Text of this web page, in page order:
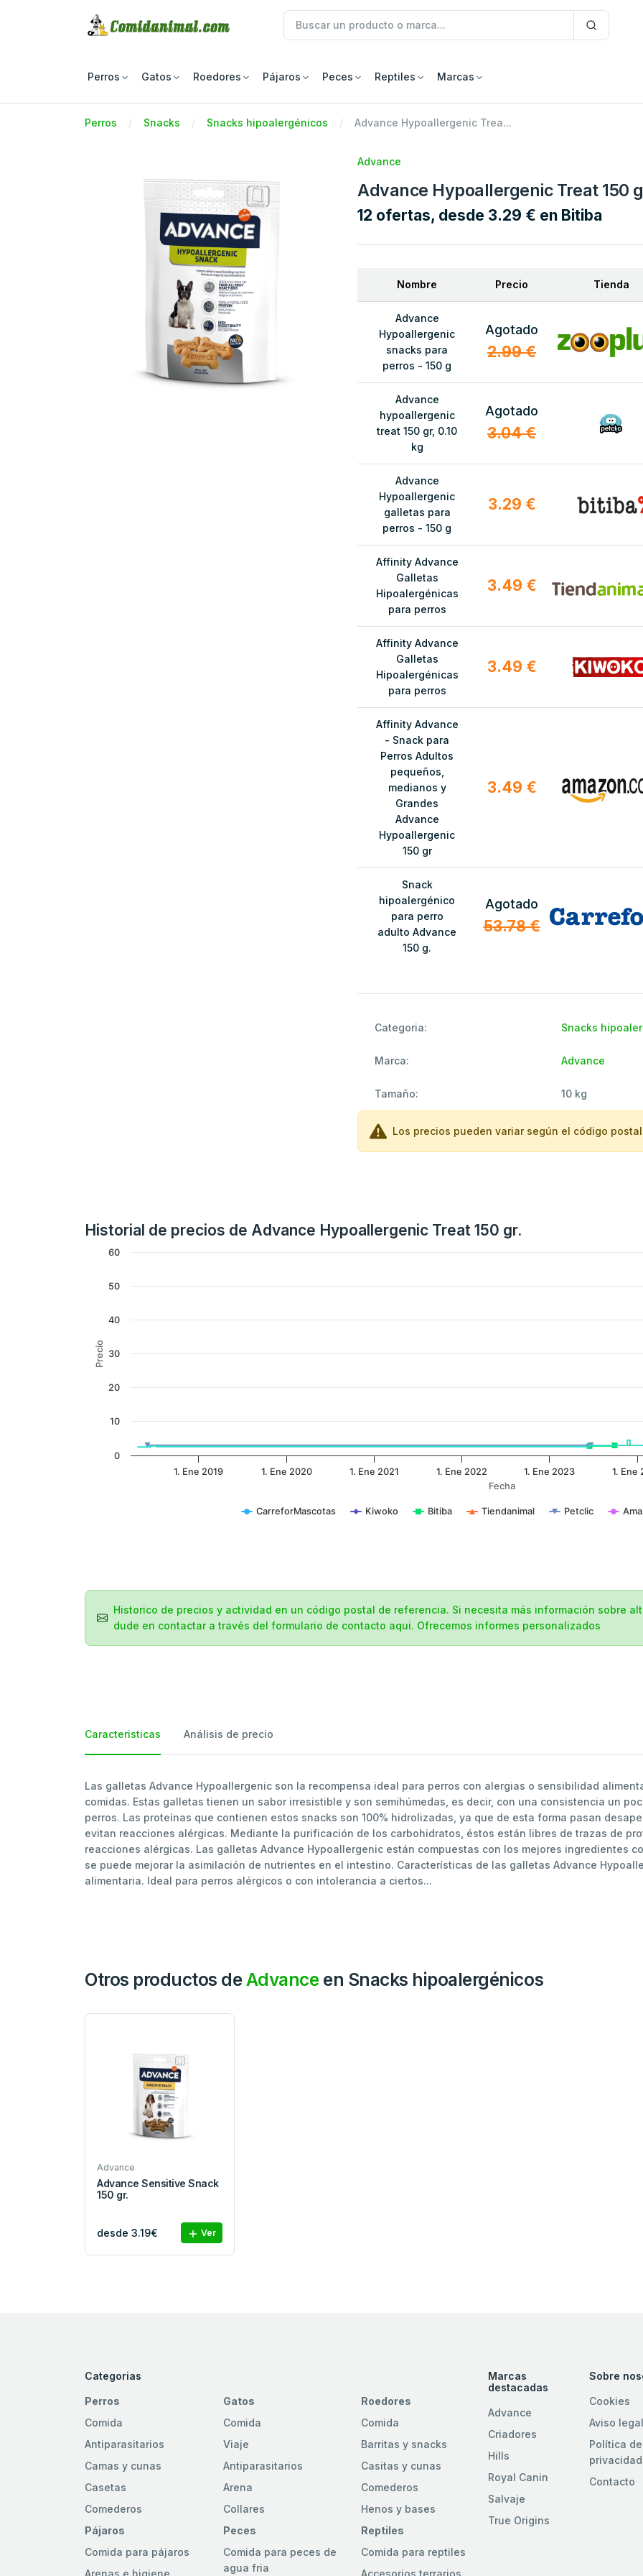
Perros Gatos Roedores Pájaros Peces Reptiles Marcas
Perros Snacks Snacks hipoalergénicos Advance Hypoallergenic Trea...
Advance
Advance Hypoallergenic Treat 150
12 ofertas, desde 3.29 € en Bitiba
Nombre Precio Tienda
Advance
Hypoallergenic
snacks para
perros - 150 g
Agotado
2.99 €
Advance
hypoallergenic
treat 150 gr, 0.10
kg
Agotado
3.04 €
Advance
Hypoallergenic
galletas para
perros - 150 g
3.29 €
Affinity Advance
Galletas
Hipoalergénicas
para perros
3.49 €
Affinity Advance
Galletas
Hipoalergénicas
para perros
3.49 €
Affinity Advance
- Snack para
Perros Adultos
pequeños,
medianos y
Grandes
Advance
Hypoallergenic
150 gr
3.49 €
Snack
hipoalergénico
para perro
adulto Advance
150 g.
Agotado
53.78 €
Categoria: Snacks
Marca: Advance
Tamaño: 10 kg
Los precios pueden variar según el código
Historial de precios de Advance Hypoallergenic Treat 150 gr.
Fecha
Precio
CarreforMascotas Kiwoko Bitiba Tiendanimal Petclic
1. Ene 2019 1. Ene 2020 1. Ene 2021 1. Ene 2022 1. Ene 2023 1. Ene
0
10
20
30
40
50
60
Historico de precios y actividad en un código postal de referencia. Si necesita más información sobre
dude en contactar a través del formulario de contacto aqui. Ofrecemos informes personalizados
Caracteristicas Análisis de precio
Las galletas Advance Hypoallergenic son la recompensa ideal para perros con alergias o sensibilidad
comidas. Estas galletas tienen un sabor irresistible y son semihúmedas, es decir, con una consistencia un
perros. Las proteínas que contienen estos snacks son 100% hidrolizadas, ya que de esta forma pasan
evitan reacciones alérgicas. Mediante la purificación de los carbohidratos, éstos están libres de trazas de
reacciones alérgicas. Las galletas Advance Hypoallergenic están compuestas con los mejores ingredientes
se puede mejorar la asimilación de nutrientes en el intestino. Características de las galletas Advance
alimentaria. Ideal para perros alérgicos o con intolerancia a ciertos...
Otros productos deAdvanceen Snacks hipoalergénicos
Advance
Advance Sensitive Snack
150 gr.
desde 3.19€ Ver
Categorias
Perros
Comida
Antiparasitarios
Camas y cunas
Casetas
Comederos
Gatos
Comida
Viaje
Antiparasitarios
Arena
Collares
Roedores
Comida
Barritas y snacks
Casitas y cunas
Comederos
Henos y bases
Pájaros
Comida para pájaros
Peces
Comida para peces de
agua fria
Reptiles
Comida para reptiles
Marcas
destacadas
Advance
Criadores
Hills
Royal Canin
Salvaje
True Origins
Sobre
Cookies
Aviso legal
Política de
privacidad
Contacto